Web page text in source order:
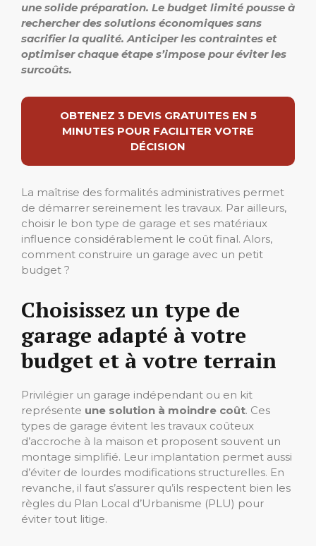
une solide préparation. Le budget limité pousse à
rechercher des solutions économiques sans
sacrifier la qualité. Anticiper les contraintes et
optimiser chaque étape s’impose pour éviter les
surcoûts.
OBTENEZ 3 DEVIS GRATUITES EN 5
MINUTES POUR FACILITER VOTRE
DÉCISION
La maîtrise des formalités administratives permet
de démarrer sereinement les travaux. Par ailleurs,
choisir le bon type de garage et ses matériaux
influence considérablement le coût final. Alors,
comment construire un garage avec un petit
budget ?
Choisissez un type de
garage adapté à votre
budget et à votre terrain
Privilégier un garage indépendant ou en kit
représente une solution à moindre coût. Ces
types de garage évitent les travaux coûteux
d’accroche à la maison et proposent souvent un
montage simplifié. Leur implantation permet aussi
d’éviter de lourdes modifications structurelles. En
revanche, il faut s’assurer qu’ils respectent bien les
règles du Plan Local d’Urbanisme (PLU) pour
éviter tout litige.